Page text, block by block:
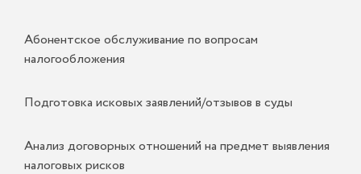
Абонентское обслуживание по вопросам
налогообложения
Подготовка исковых заявлений/отзывов в суды
Анализ договорных отношений на предмет выявления
налоговых рисков